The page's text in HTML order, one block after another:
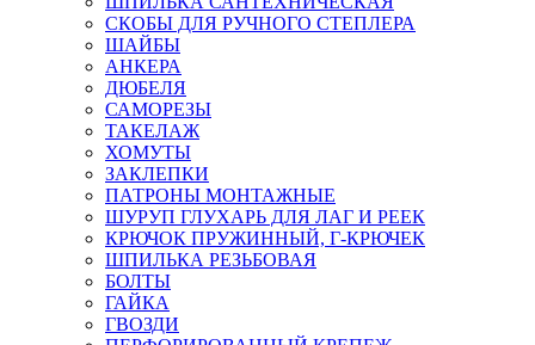
СКОБЫ ДЛЯ РУЧНОГО СТЕПЛЕРА
ШАЙБЫ
АНКЕРА
ДЮБЕЛЯ
САМОРЕЗЫ
ТАКЕЛАЖ
ХОМУТЫ
ЗАКЛЕПКИ
ПАТРОНЫ МОНТАЖНЫЕ
ШУРУП ГЛУХАРЬ ДЛЯ ЛАГ И РЕЕК
КРЮЧОК ПРУЖИННЫЙ, Г-КРЮЧЕК
ШПИЛЬКА РЕЗЬБОВАЯ
БОЛТЫ
ГАЙКА
ГВОЗДИ